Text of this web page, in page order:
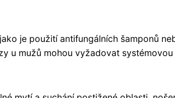
je použití antifungálních šamponů
u mužů mohou vyžadovat systémovou